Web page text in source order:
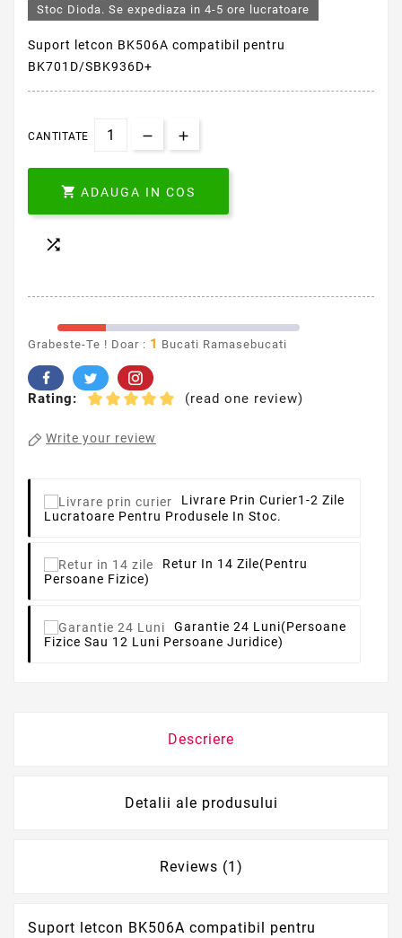
Stoc Dioda. Se expediaza in 4-5 ore lucratoare
Suport letcon BK506A compatibil pentru
BK701D/SBK936D+
CANTITATE
 ADAUGA IN COS

Grabeste-Te ! Doar : 1 Bucati Ramasebucati
Rating: (read one review)
Write your review
Livrare Prin Curier1-2 Zile
Lucratoare Pentru Produsele In Stoc.
Retur In 14 Zile(pentru
Persoane Fizice)
Garantie 24 Luni(persoane
Fizice Sau 12 Luni Persoane Juridice)
Descriere
Detalii ale produsului
Reviews (1)
Suport letcon BK506A compatibil pentru